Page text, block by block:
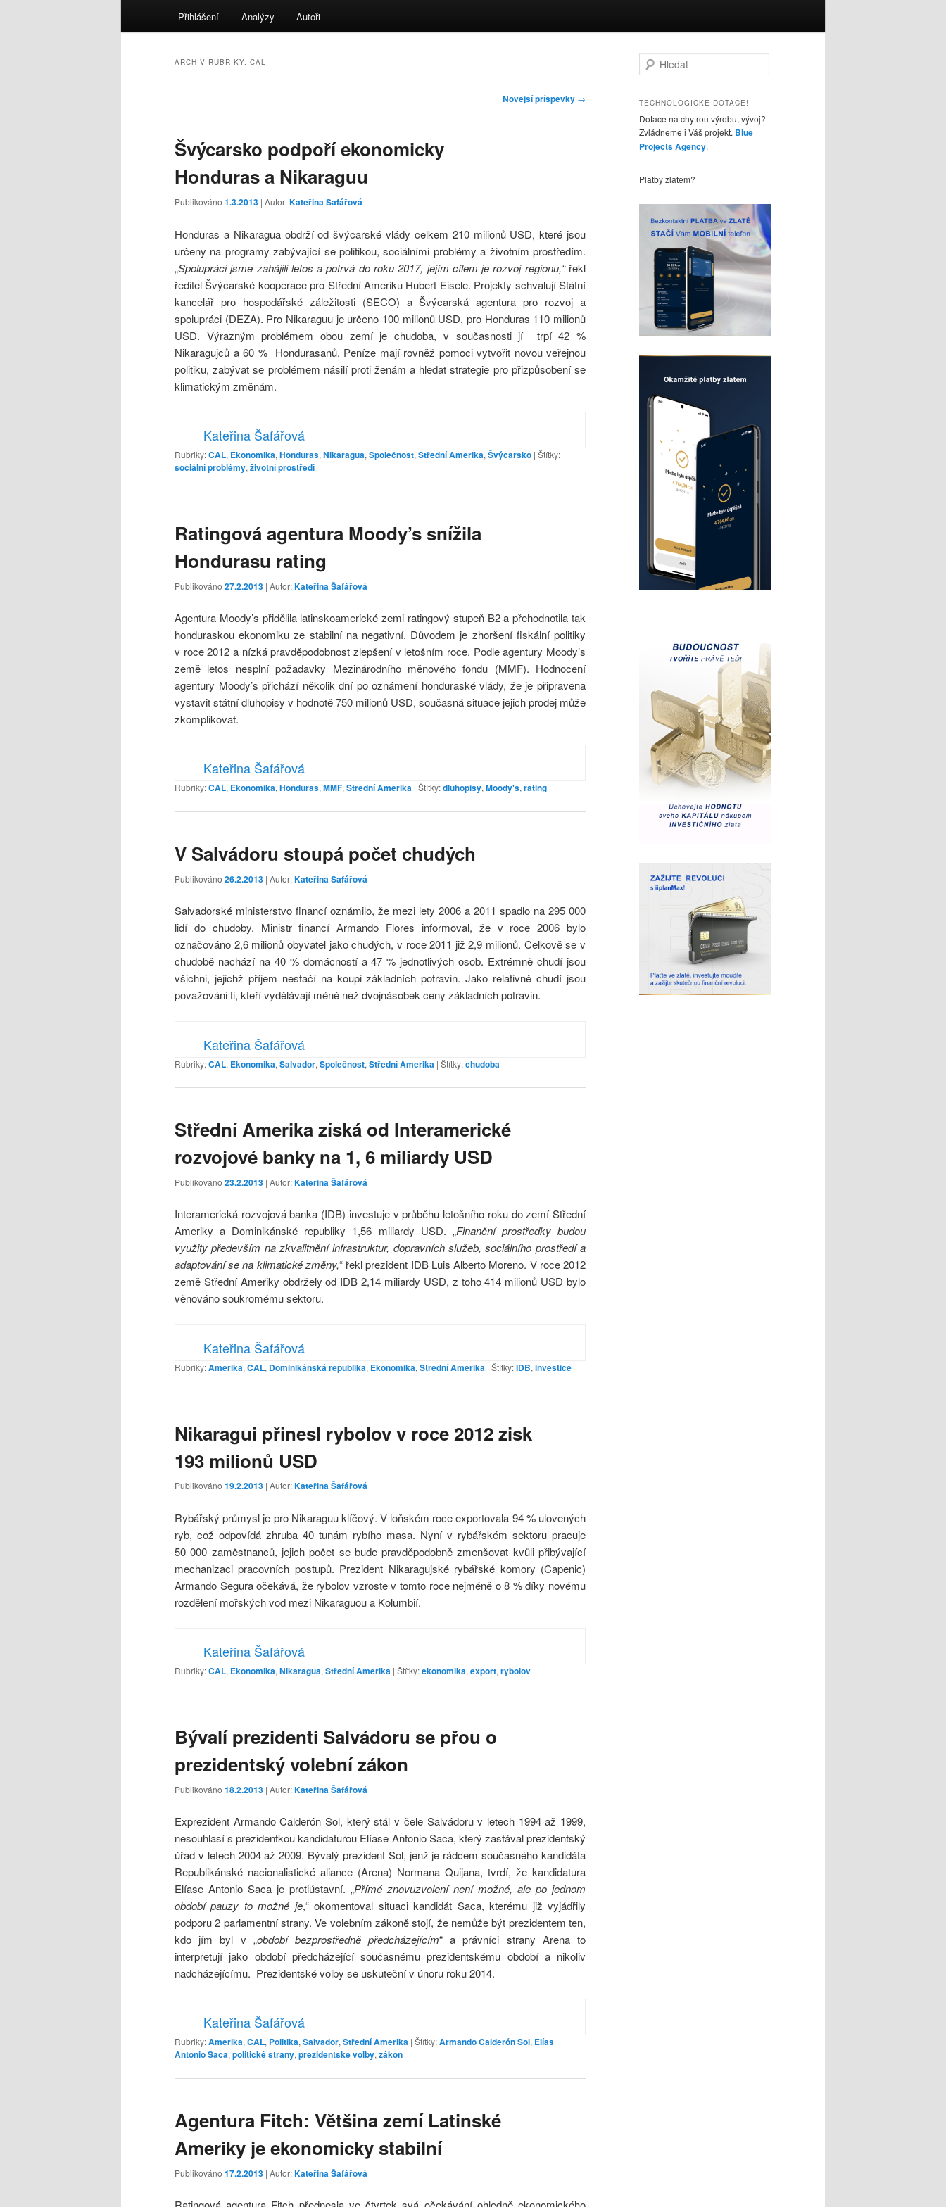
Přihlášení Analýzy Autoři
ARCHIV RUBRIKY: CAL
Novější příspěvky →
Švýcarsko podpoří ekonomicky
Honduras a Nikaraguu
Publikováno 1.3.2013 | Autor:Kateřina Šafářová
Honduras a Nikaragua obdrží od švýcarské vlády celkem 210 milionů USD, které jsou
určeny na programy zabývající se politikou, sociálními problémy a životním prostředím.
„Spolupráci jsme zahájili letos a potrvá do roku 2017, jejím cílem je rozvoj regionu,“řekl
ředitel Švýcarské kooperace pro Střední Ameriku Hubert Eisele. Projekty schvalují Státní
kancelář pro hospodářské záležitosti (SECO) a Švýcarská agentura pro rozvoj a
spolupráci (DEZA). Pro Nikaraguu je určeno 100 milionů USD, pro Honduras 110 milionů
USD. Výrazným problémem obou zemí je chudoba, v současnosti jí trpí 42 %
Nikaragujců a 60 % Hondurasanů. Peníze mají rovněž pomoci vytvořit novou veřejnou
politiku, zabývat se problémem násilí proti ženám a hledat strategie pro přizpůsobení se
klimatickým změnám.
Kateřina Šafářová
Rubriky:CAL, Ekonomika, Honduras, Nikaragua, Společnost, Střední Amerika, Švýcarsko | Štítky:
sociální problémy, životní prostředí
Ratingová agentura Moody’s snížila
Hondurasu rating
Publikováno 27.2.2013 | Autor:Kateřina Šafářová
Agentura Moody’s přidělila latinskoamerické zemi ratingový stupeň B2 a přehodnotila tak
honduraskou ekonomiku ze stabilní na negativní. Důvodem je zhoršení fiskální politiky
v roce 2012 a nízká pravděpodobnost zlepšení v letošním roce. Podle agentury Moody’s
země letos nesplní požadavky Mezinárodního měnového fondu (MMF). Hodnocení
agentury Moody’s přichází několik dní po oznámení honduraské vlády, že je připravena
vystavit státní dluhopisy v hodnotě 750 milionů USD, současná situace jejich prodej může
zkomplikovat.
Kateřina Šafářová
Rubriky:CAL, Ekonomika, Honduras, MMF, Střední Amerika | Štítky:dluhopisy, Moody's, rating
V Salvádoru stoupá počet chudých
Publikováno 26.2.2013 | Autor:Kateřina Šafářová
Salvadorské ministerstvo financí oznámilo, že mezi lety 2006 a 2011 spadlo na 295 000
lidí do chudoby. Ministr financí Armando Flores informoval, že v roce 2006 bylo
označováno 2,6 milionů obyvatel jako chudých, v roce 2011 již 2,9 milionů. Celkově se v
chudobě nachází na 40 % domácností a 47 % jednotlivých osob. Extrémně chudí jsou
všichni, jejichž příjem nestačí na koupi základních potravin. Jako relativně chudí jsou
považováni ti, kteří vydělávají méně než dvojnásobek ceny základních potravin.
Kateřina Šafářová
Rubriky:CAL, Ekonomika, Salvador, Společnost, Střední Amerika | Štítky:chudoba
Střední Amerika získá od Interamerické
rozvojové banky na 1, 6 miliardy USD
Publikováno 23.2.2013 | Autor:Kateřina Šafářová
Interamerická rozvojová banka (IDB) investuje v průběhu letošního roku do zemí Střední
Ameriky a Dominikánské republiky 1,56 miliardy USD. „Finanční prostředky budou
využity především na zkvalitnění infrastruktur, dopravních služeb, sociálního prostředí a
adaptování se na klimatické změny,“ řekl prezident IDB Luis Alberto Moreno. V roce 2012
země Střední Ameriky obdržely od IDB 2,14 miliardy USD, z toho 414 milionů USD bylo
věnováno soukromému sektoru.
Kateřina Šafářová
Rubriky:Amerika, CAL, Dominikánská republika, Ekonomika, Střední Amerika | Štítky:IDB, investice
Nikaragui přinesl rybolov v roce 2012 zisk
193 milionů USD
Publikováno 19.2.2013 | Autor:Kateřina Šafářová
Rybářský průmysl je pro Nikaraguu klíčový. V loňském roce exportovala 94 % ulovených
ryb, což odpovídá zhruba 40 tunám rybího masa. Nyní v rybářském sektoru pracuje
50 000 zaměstnanců, jejich počet se bude pravděpodobně zmenšovat kvůli přibývající
mechanizaci pracovních postupů. Prezident Nikaragujské rybářské komory (Capenic)
Armando Segura očekává, že rybolov vzroste v tomto roce nejméně o 8 % díky novému
rozdělení mořských vod mezi Nikaraguou a Kolumbií.
Kateřina Šafářová
Rubriky:CAL, Ekonomika, Nikaragua, Střední Amerika | Štítky:ekonomika, export, rybolov
Bývalí prezidenti Salvádoru se přou o
prezidentský volební zákon
Publikováno 18.2.2013 | Autor:Kateřina Šafářová
Exprezident Armando Calderón Sol, který stál v čele Salvádoru v letech 1994 až 1999,
nesouhlasí s prezidentkou kandidaturou Elíase Antonio Saca, který zastával prezidentský
úřad v letech 2004 až 2009. Bývalý prezident Sol, jenž je rádcem současného kandidáta
Republikánské nacionalistické aliance (Arena) Normana Quijana, tvrdí, že kandidatura
Elíase Antonio Saca je protiústavní. „Přímé znovuzvolení není možné, ale po jednom
období pauzy to možné je,“ okomentoval situaci kandidát Saca, kterému již vyjádřily
podporu 2 parlamentní strany. Ve volebním zákoně stojí, že nemůže být prezidentem ten,
kdo jím byl v „období bezprostředně předcházejícím“ a právníci strany Arena to
interpretují jako období předcházející současnému prezidentskému období a nikoliv
nadcházejícímu. Prezidentské volby se uskuteční v únoru roku 2014.
Kateřina Šafářová
Rubriky:Amerika,CAL, Politika,Salvador,Střední Amerika | Štítky:Armando Calderón Sol, Elías
Antonio Saca,politické strany,prezidentske volby,zákon
Agentura Fitch: Většina zemí Latinské
Ameriky je ekonomicky stabilní
Publikováno 17.2.2013 | Autor:Kateřina Šafářová
l
d
t
TECHNOLOGICKÉ DOTACE!
Dotace na chytrou výrobu, vývoj?
Zvládneme i Váš projekt. Blue
Projects Agency.
Platby zlatem?